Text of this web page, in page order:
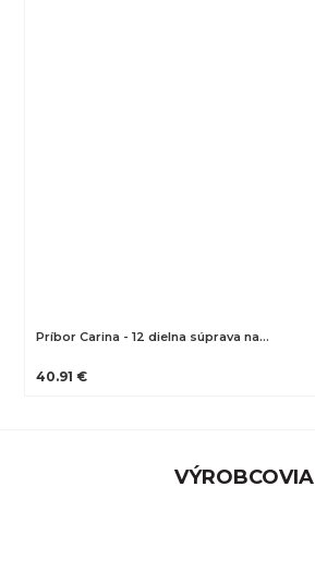
Príbor Carina - 12 dielna súprava na…
40.91 €
VÝROBCOVIA